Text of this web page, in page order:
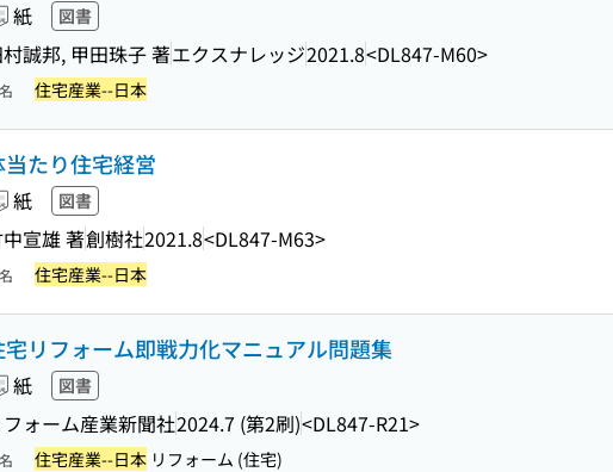
紙 図書
誠邦, 甲田珠子 著エクスナレッジ2021.8<DL847-M60>
住宅産業--日本
当たり住宅経営
紙 図書
宣雄 著創樹社2021.8<DL847-M63>
住宅産業--日本
宅リフォーム即戦力化マニュアル問題集
紙 図書
フォーム産業新聞社2024.7 (第2刷)<DL847-R21>
住宅産業--日本 リフォーム (住宅)